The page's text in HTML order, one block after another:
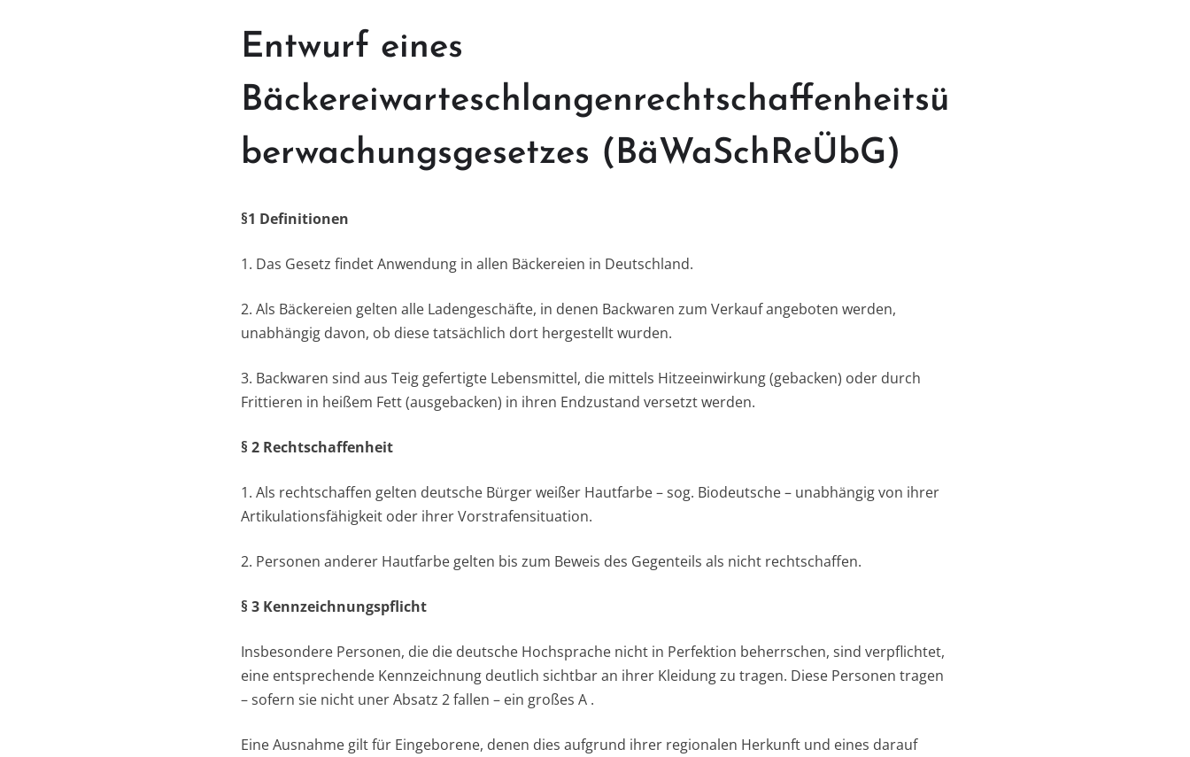
Entwurf eines
Bäckereiwarteschlangenrechtschaffenheitsü
berwachungsgesetzes (BäWaSchReÜbG)
§1 Definitionen
1. Das Gesetz findet Anwendung in allen Bäckereien in Deutschland.
2. Als Bäckereien gelten alle Ladengeschäfte, in denen Backwaren zum Verkauf angeboten werden,
unabhängig davon, ob diese tatsächlich dort hergestellt wurden.
3. Backwaren sind aus Teig gefertigte Lebensmittel, die mittels Hitzeeinwirkung (gebacken) oder durch
Frittieren in heißem Fett (ausgebacken) in ihren Endzustand versetzt werden.
§ 2 Rechtschaffenheit
1. Als rechtschaffen gelten deutsche Bürger weißer Hautfarbe – sog. Biodeutsche – unabhängig von ihrer
Artikulationsfähigkeit oder ihrer Vorstrafensituation.
2. Personen anderer Hautfarbe gelten bis zum Beweis des Gegenteils als nicht rechtschaffen.
§ 3 Kennzeichnungspflicht
Insbesondere Personen, die die deutsche Hochsprache nicht in Perfektion beherrschen, sind verpflichtet,
eine entsprechende Kennzeichnung deutlich sichtbar an ihrer Kleidung zu tragen. Diese Personen tragen
– sofern sie nicht uner Absatz 2 fallen – ein großes A .
Eine Ausnahme gilt für Eingeborene, denen dies aufgrund ihrer regionalen Herkunft und eines darauf